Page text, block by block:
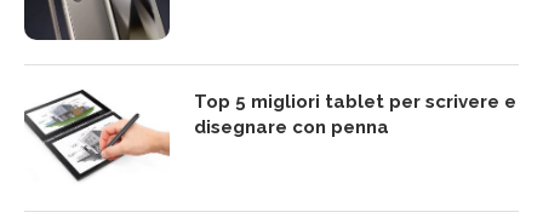
Top 5 migliori tablet per scrivere e
disegnare con penna